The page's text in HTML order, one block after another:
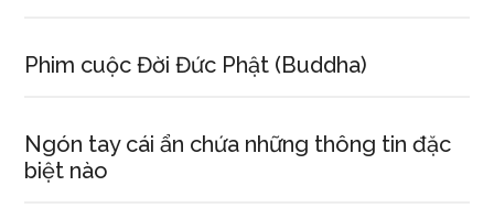
Phim cuộc Đời Đức Phật (Buddha)
Ngón tay cái ẩn chứa những thông tin đặc
biệt nào